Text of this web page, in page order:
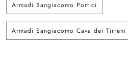
Armadi Sangiacomo Portici
Armadi Sangiacomo Cava dei Tirreni